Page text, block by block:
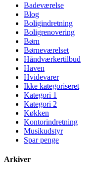
Badeværelse
Blog
Boligindretning
Boligrenovering
Børn
Børneværelset
Håndværkertilbud
Haven
Hvidevarer
Ikke kategoriseret
Kategori 1
Kategori 2
Køkken
Kontorindretning
Musikudstyr
Spar penge
Arkiver